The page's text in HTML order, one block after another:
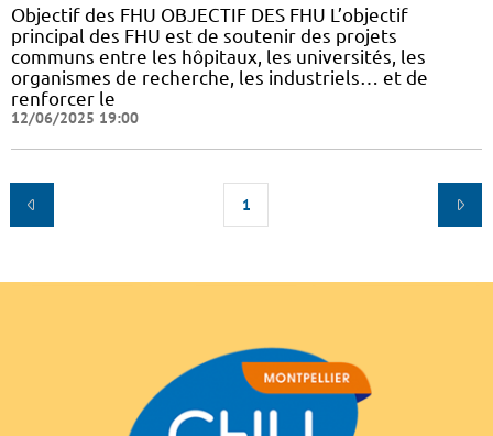
Objectif des FHU OBJECTIF DES FHU L’objectif
principal des FHU est de soutenir des projets
communs entre les hôpitaux, les universités, les
organismes de recherche, les industriels… et de
renforcer le
12/06/2025 19:00
1